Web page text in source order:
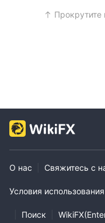
Прокрутите
О нас Свяжитесь с
Условия использования
Поиск